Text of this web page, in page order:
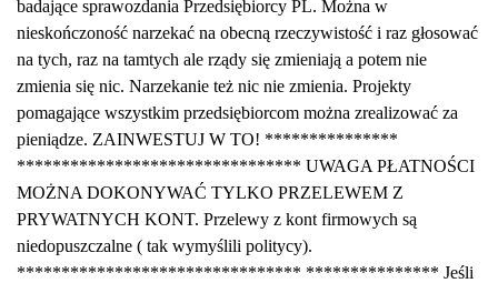
badające sprawozdania Przedsiębiorcy PL. Można w
nieskończoność narzekać na obecną rzeczywistość i raz głosować
na tych, raz na tamtych ale rządy się zmieniają a potem nie
zmienia się nic. Narzekanie też nic nie zmienia. Projekty
pomagające wszystkim przedsiębiorcom można zrealizować za
pieniądze. ZAINWESTUJ W TO! ***************
******************************** UWAGA PŁATNOŚCI
MOŻNA DOKONYWAĆ TYLKO PRZELEWEM Z
PRYWATNYCH KONT. Przelewy z kont firmowych są
niedopuszczalne ( tak wymyślili politycy).
******************************** *************** Jeśli